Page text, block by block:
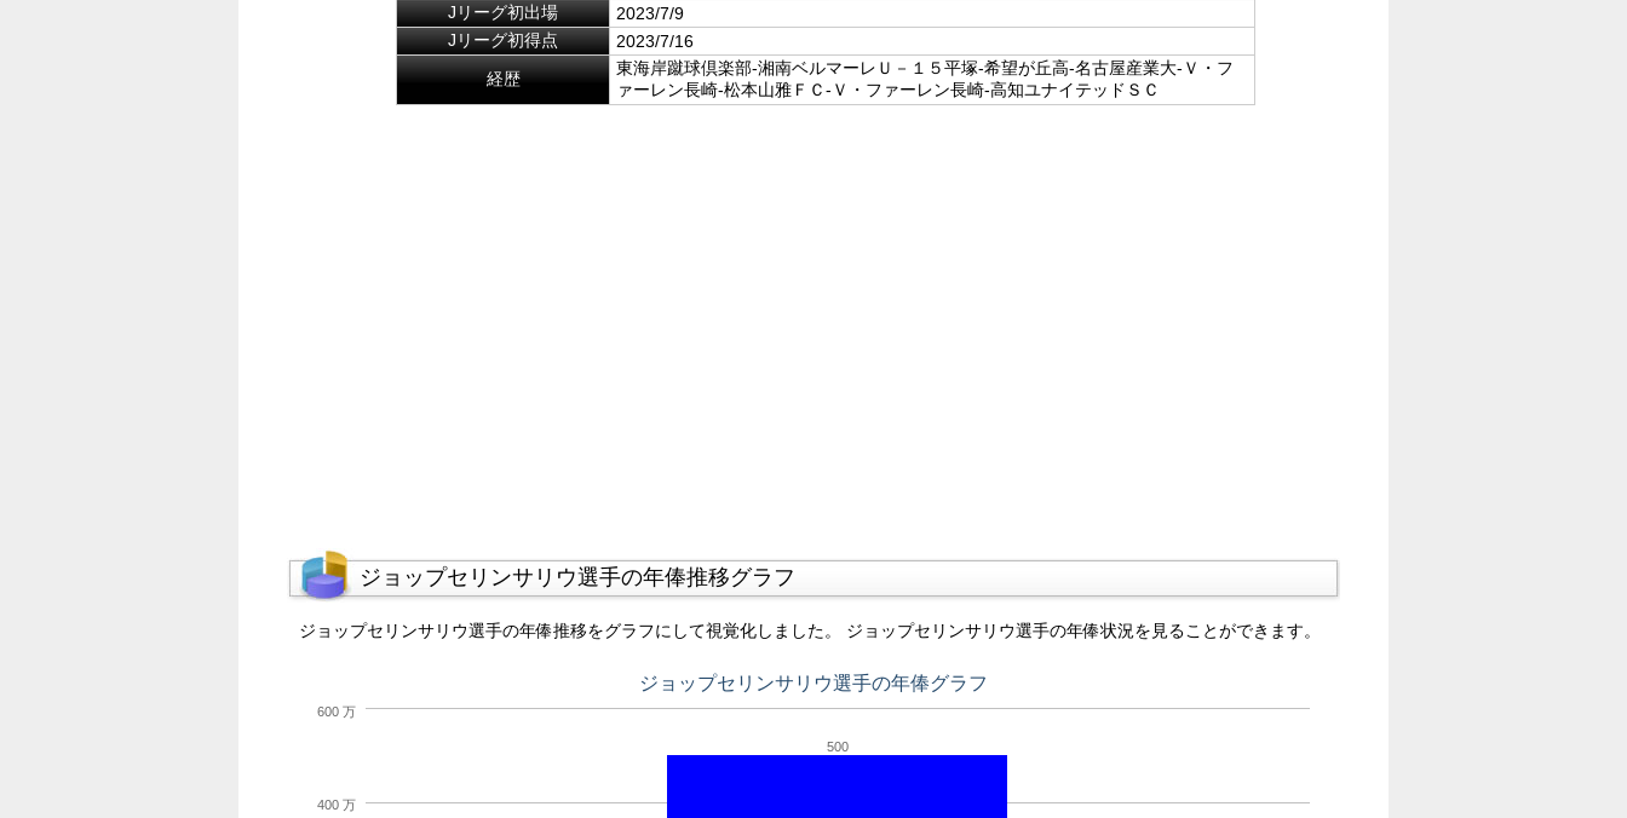
Jリーグ初出場
2023/7/9
Jリーグ初得点
2023/7/16
経歴
東海岸蹴球倶楽部-湘南ベルマーレＵ－１５平塚-希望が丘高-名古屋産業大-Ｖ・フ
ァーレン長崎-松本山雅ＦＣ-Ｖ・ファーレン長崎-高知ユナイテッドＳＣ
ジョップセリンサリウ選手の年俸推移グラフ
ジョップセリンサリウ選手の年俸推移をグラフにして視覚化しました。 ジョップセリンサリウ選手の年俸状況を見ることができます。
ジョップセリンサリウ選手の年俸グラフ
500
400 万
600 万